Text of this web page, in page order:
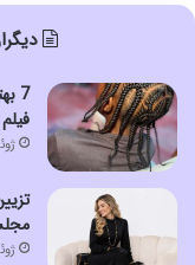
7
ژوئن
ژوئن